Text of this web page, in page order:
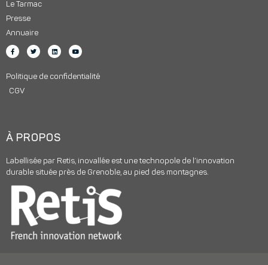
Le Tarmac
Presse
Annuaire
Politique de confidentialité
CGV
À PROPOS
Labellisée par Retis, inovallée est une technopole de l’innovation
durable située près de Grenoble, au pied des montagnes.